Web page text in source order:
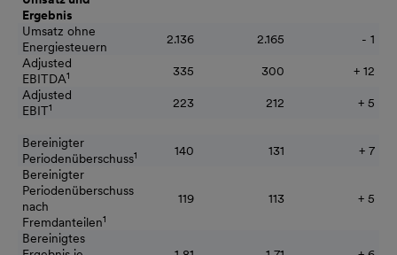
Ergebnis
Umsatz ohne
Energiesteuern
2.136 2.165
- 1
Adjusted
EBITDA1 335 300
+ 12
Adjusted
EBIT1 223 212 + 5
Bereinigter
Periodenüberschuss1 140 131
+ 7
Bereinigter
Periodenüberschuss
nach
Fremdanteilen1
119 113 + 5
Bereinigtes